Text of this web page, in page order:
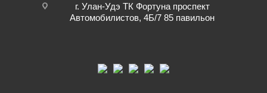
г. Улан-Удэ ​ТК Фортуна​ проспект
Автомобилистов, 4Б/7 ​85 павильон